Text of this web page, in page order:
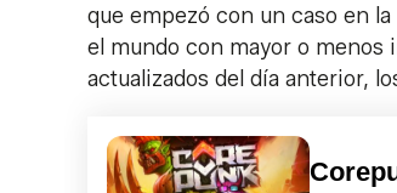
que empezó con un caso en
el mundo con mayor o menos
actualizados del día anterior,